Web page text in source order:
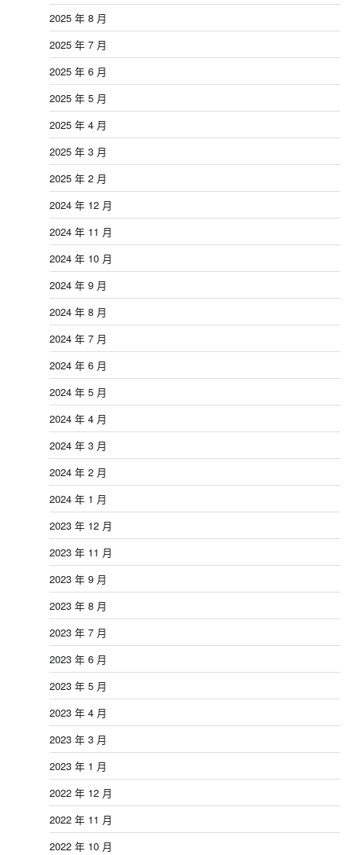
2025 年 8 月
2025 年 7 月
2025 年 6 月
2025 年 5 月
2025 年 4 月
2025 年 3 月
2025 年 2 月
2024 年 12 月
2024 年 11 月
2024 年 10 月
2024 年 9 月
2024 年 8 月
2024 年 7 月
2024 年 6 月
2024 年 5 月
2024 年 4 月
2024 年 3 月
2024 年 2 月
2024 年 1 月
2023 年 12 月
2023 年 11 月
2023 年 9 月
2023 年 8 月
2023 年 7 月
2023 年 6 月
2023 年 5 月
2023 年 4 月
2023 年 3 月
2023 年 1 月
2022 年 12 月
2022 年 11 月
2022 年 10 月